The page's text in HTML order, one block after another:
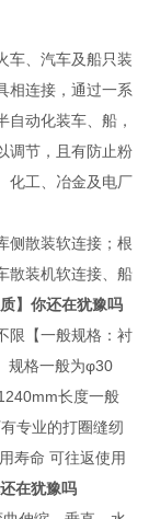
车、汽车及船只装
相连接，通过一系
动化装车、船，
调节，且有防止粉
化工、冶金及电厂
侧散装软连接；根
散装机软连接、船
】你还在犹豫吗
限【一般规格：衬
规格一般为φ30
长度一般
专业的打圈缝纫
寿命 可往返使用
在犹豫吗